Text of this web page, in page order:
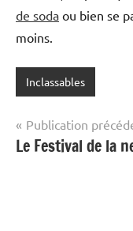
de soda ou bien se
moins.
Inclassables
Navigation
de
Publication
Le Festival de la